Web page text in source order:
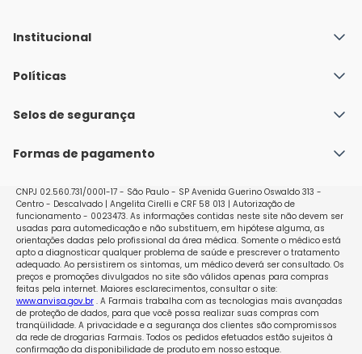
Institucional
Quem Somos
Nossas lojas
Políticas
Política de Envio
Políticas de Trocas e Devoluções
Selos de segurança
Formas de pagamento
CNPJ 02.560.731/0001-17 - São Paulo - SP Avenida Guerino Oswaldo 313 -
Centro - Descalvado | Angelita Cirelli e CRF 58 013 | Autorização de
funcionamento - 0023473. As informações contidas neste site não devem ser
usadas para automedicação e não substituem, em hipótese alguma, as
orientações dadas pelo profissional da área médica. Somente o médico está
apto a diagnosticar qualquer problema de saúde e prescrever o tratamento
adequado. Ao persistirem os sintomas, um médico deverá ser consultado. Os
preços e promoções divulgados no site são válidos apenas para compras
feitas pela internet. Maiores esclarecimentos, consultar o site:
www.anvisa.gov.br. A Farmais trabalha com as tecnologias mais avançadas
de proteção de dados, para que você possa realizar suas compras com
tranqüilidade. A privacidade e a segurança dos clientes são compromissos
da rede de drogarias Farmais. Todos os pedidos efetuados estão sujeitos à
confirmação da disponibilidade de produto em nosso estoque.